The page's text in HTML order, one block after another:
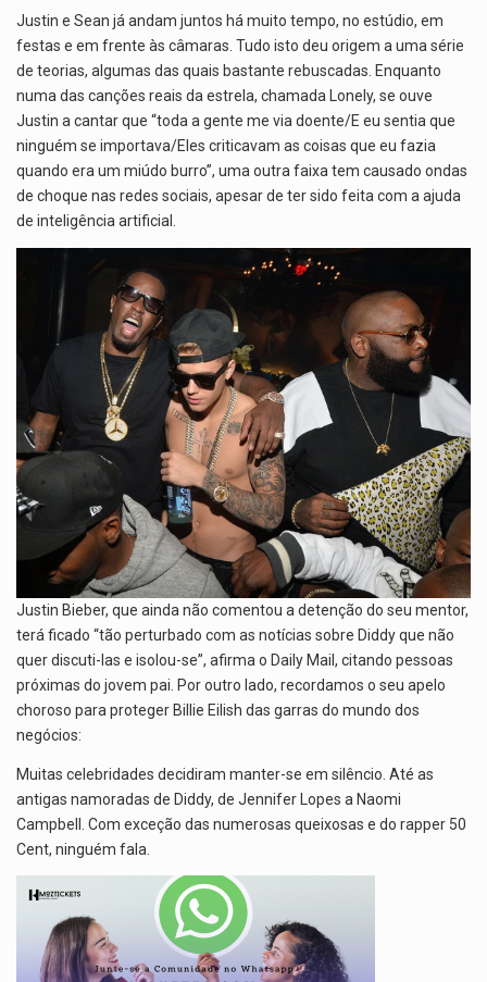
Justin e Sean já andam juntos há muito tempo, no estúdio, em
festas e em frente às câmaras. Tudo isto deu origem a uma série
de teorias, algumas das quais bastante rebuscadas. Enquanto
numa das canções reais da estrela, chamada Lonely, se ouve
Justin a cantar que “toda a gente me via doente/E eu sentia que
ninguém se importava/Eles criticavam as coisas que eu fazia
quando era um miúdo burro”, uma outra faixa tem causado ondas
de choque nas redes sociais, apesar de ter sido feita com a ajuda
de inteligência artificial.
Justin Bieber, que ainda não comentou a detenção do seu mentor,
terá ficado “tão perturbado com as notícias sobre Diddy que não
quer discuti-las e isolou-se”, afirma o Daily Mail, citando pessoas
próximas do jovem pai. Por outro lado, recordamos o seu apelo
choroso para proteger Billie Eilish das garras do mundo dos
negócios:
Muitas celebridades decidiram manter-se em silêncio. Até as
antigas namoradas de Diddy, de Jennifer Lopes a Naomi
Campbell. Com exceção das numerosas queixosas e do rapper 50
Cent, ninguém fala.